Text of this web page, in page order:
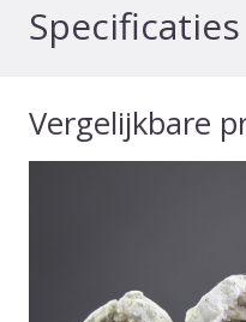
Specificaties
Vergelijkbare